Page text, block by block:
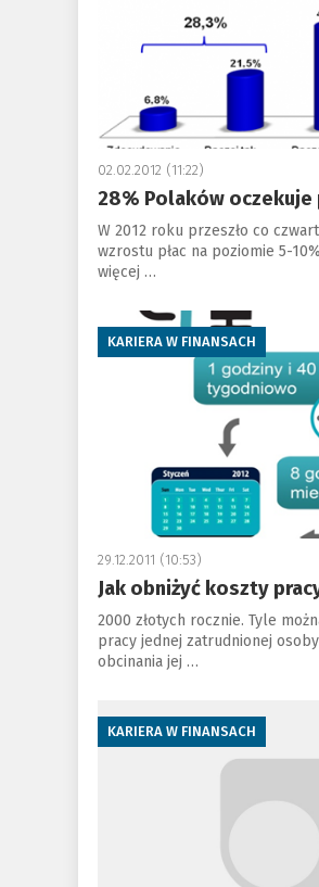
02.02.2012 (11:22)
28% Polaków oczekuje
W 2012 roku przeszło co
wzrostu płac na poziomie 5-
więcej …
ANALIZY
KARIERA W FINANSACH
29.12.2011 (10:53)
Jak obniżyć koszty
2000 złotych rocznie. Tyle
pracy jednej zatrudnionej
obcinania jej …
KARIERA W FINANSACH